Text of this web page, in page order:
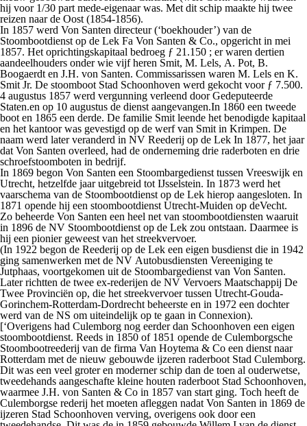
hij voor 1/30 part mede-eigenaar was. Met dit schip maakte hij twee
reizen naar de Oost (1854-1856).
In 1857 werd Von Santen directeur (‘boekhouder’) van de
Stoombootdienst op de Lek Fa Von Santen & Co., opgericht in mei
1857. Het oprichtingskapitaal bedroeg ƒ 21.150 ; er waren dertien
aandeelhouders onder wie vijf heren Smit, M. Lels, A. Pot, B.
Boogaerdt en J.H. von Santen. Commissarissen waren M. Lels en K.
Smit Jr. De stoomboot Stad Schoonhoven werd gekocht voor ƒ 7.500.
4 augustus 1857 werd vergunning verleend door Gedeputeerde
Staten.en op 10 augustus de dienst aangevangen.In 1860 een tweede
boot en 1865 een derde. De familie Smit leende het benodigde kapitaal
en het kantoor was gevestigd op de werf van Smit in Krimpen. De
naam werd later veranderd in NV Reederij op de Lek In 1877, het jaar
dat Von Santen overleed, had de onderneming drie raderboten en drie
schroefstoomboten in bedrijf.
In 1869 begon Von Santen een Stoombargedienst tussen Vreeswijk en
Utrecht, hetzelfde jaar uitgebreid tot IJsselstein. In 1873 werd het
vaarschema van de Stoombootdienst op de Lek hierop aangesloten. In
1871 opende hij een stoombootdienst Utrecht-Muiden op deVecht.
Zo beheerde Von Santen een heel net van stoombootdiensten waaruit
in 1896 de NV Stoombootdienst op de Lek zou ontstaan. Daarmee is
hij een pionier geweest van het streekvervoer.
(In 1922 begon de Reederij op de Lek een eigen busdienst die in 1942
ging samenwerken met de NV Autobusdiensten Vereeniging te
Jutphaas, voortgekomen uit de Stoombargedienst van Von Santen.
Later richtten de twee ex-rederijen de NV Vervoers Maatschappij De
Twee Provinciën op, die het streekvervoer tussen Utrecht-Gouda-
Gorinchem-Rotterdam-Dordrecht beheerste en in 1972 een dochter
werd van de NS om uiteindelijk op te gaan in Connexion).
[‘Overigens had Culemborg nog eerder dan Schoonhoven een eigen
stoombootdienst. Reeds in 1850 of 1851 opende de Culemborgsche
Stoombootreederij van de firma Van Hoytema & Co een dienst naar
Rotterdam met de nieuw gebouwde ijzeren raderboot Stad Culemborg.
Dit was een veel groter en moderner schip dan de toen al ouderwetse,
tweedehands aangeschafte kleine houten raderboot Stad Schoonhoven,
waarmee J.H. von Santen & Co in 1857 van start ging. Toch heeft de
Culemborgse rederij het moeten afleggen nadat Von Santen in 1869 de
ijzeren Stad Schoonhoven verving, overigens ook door een